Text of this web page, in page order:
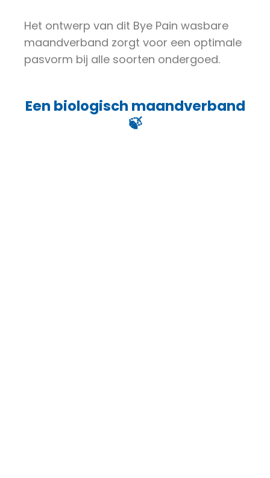
Het ontwerp van dit Bye Pain wasbare
maandverband zorgt voor een optimale
pasvorm bij alle soorten ondergoed.
Een biologisch maandverband
🍃